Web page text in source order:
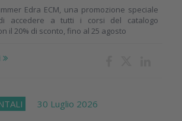
Edra ECM, una promozione speciale
accedere a tutti i corsi del catalogo
il 20% di sconto, fino al 25 agosto
30 Luglio 2026